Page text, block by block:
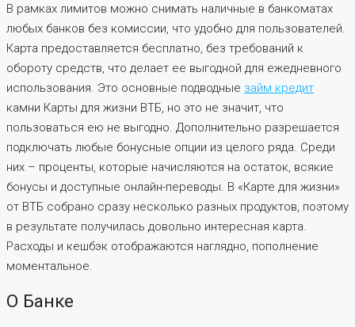
В рамках лимитов можно снимать наличные в банкоматах
любых банков без комиссии, что удобно для пользователей.
Карта предоставляется бесплатно, без требований к
обороту средств, что делает ее выгодной для ежедневного
использования. Это основные подводные займ кредит
камни Карты для жизни ВТБ, но это не значит, что
пользоваться ею не выгодно. Дополнительно разрешается
подключать любые бонусные опции из целого ряда. Среди
них – проценты, которые начисляются на остаток, всякие
бонусы и доступные онлайн-переводы. В «Карте для жизни»
от ВТБ собрано сразу несколько разных продуктов, поэтому
в результате получилась довольно интересная карта.
Расходы и кешбэк отображаются наглядно, пополнение
моментальное.
О Банке